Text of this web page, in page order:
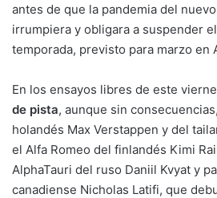
antes de que la pandemia del
irrumpiera y obligara a suspender
temporada, previsto para marzo en
En los ensayos libres de este
de pista, aunque sin
holandés Max Verstappen y del
el Alfa Romeo del finlandés Kimi
AlphaTauri del ruso Daniil Kvyat y
canadiense Nicholas Latifi, que